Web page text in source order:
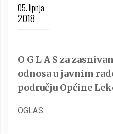
05. lipnja
2018
O G L A S za
odnosa u javnim
području Općine
OGLAS